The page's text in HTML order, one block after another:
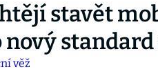
stavět
nový